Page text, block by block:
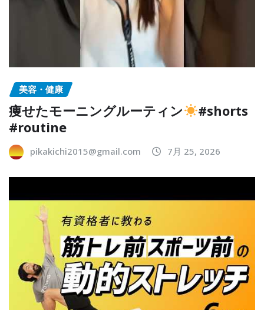
美容・健康
痩せたモーニングルーティン
#shorts
#routine
pikakichi2015@gmail.com 7月 25, 2026